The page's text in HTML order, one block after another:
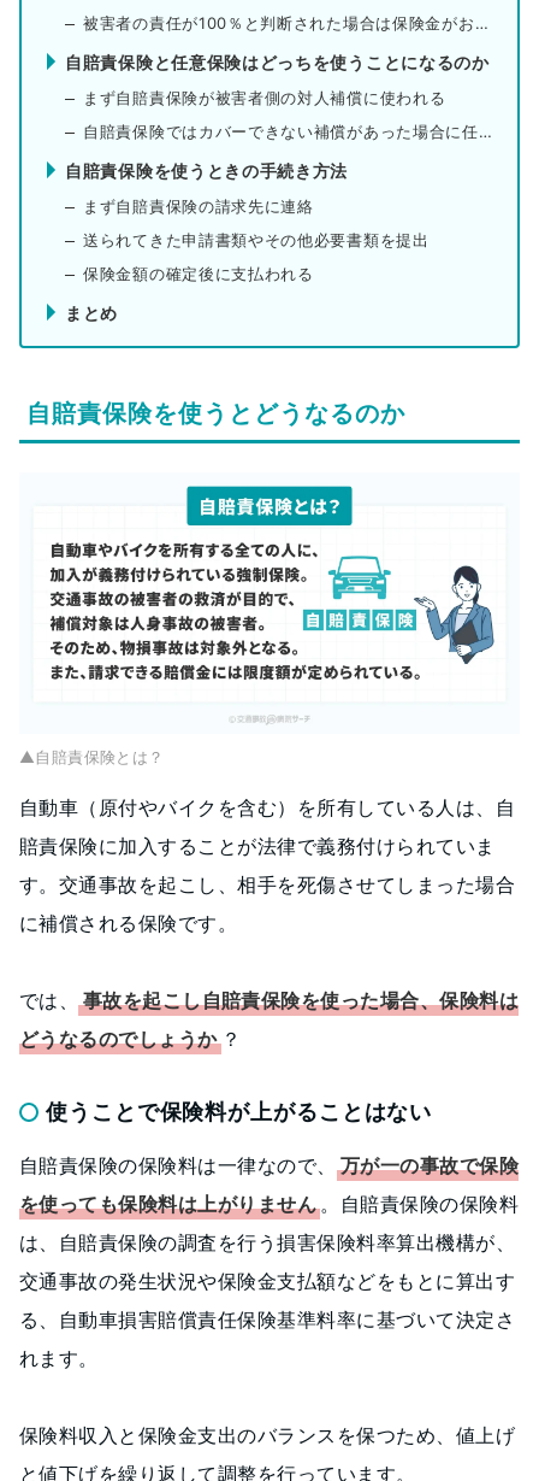
被害者の責任が100％と判断された場合は保険金がおりない
自賠責保険と任意保険はどっちを使うことになるのか
まず自賠責保険が被害者側の対人補償に使われる
自賠責保険ではカバーできない補償があった場合に任意保険を使う
自賠責保険を使うときの手続き方法
まず自賠責保険の請求先に連絡
送られてきた申請書類やその他必要書類を提出
保険金額の確定後に支払われる
まとめ
自賠責保険を使うとどうなるのか
▲自賠責保険とは？
自動車（原付やバイクを含む）を所有している人は、自
賠責保険に加入することが法律で義務付けられていま
す。交通事故を起こし、相手を死傷させてしまった場合
に補償される保険です。
では、事故を起こし自賠責保険を使った場合、保険料は
どうなるのでしょうか ？
使うことで保険料が上がることはない
自賠責保険の保険料は一律なので、
万が一の事故で保険
を使っても保険料は上がりません。自賠責保険の保険料
は、自賠責保険の調査を行う損害保険料率算出機構が、
交通事故の発生状況や保険金支払額などをもとに算出す
る、自動車損害賠償責任保険基準料率に基づいて決定さ
れます。
保険料収入と保険金支出のバランスを保つため、値上げ
と値下げを繰り返して調整を行っています。